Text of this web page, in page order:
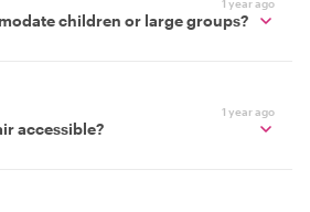
1 year ago
children or large groups?
1 year ago
accessible?